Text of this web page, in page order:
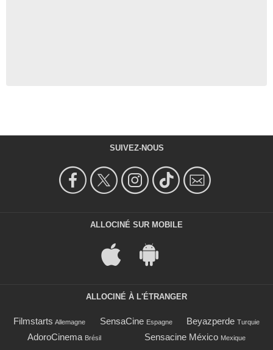
SUIVEZ-NOUS
ALLOCINÉ SUR MOBILE
ALLOCINÉ À L'ÉTRANGER
Filmstarts Allemagne SensaCine Espagne Beyazperde Turquie
AdoroCinema Brésil Sensacine México Mexique